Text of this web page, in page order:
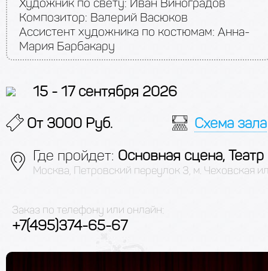
Художник по свету: Иван Виноградов
Композитор: Валерий Васюков
Ассистент художника по костюмам: Анна-
Мария Барбакару
15 - 17 сентября 2026
От 3000 Руб.
Схема зала
Где пройдет: Основная сцена,
Москва, Петровский переулок 3, м. Чеховская
Заказ по телефону или онлайн:
+7(495)374-65-67